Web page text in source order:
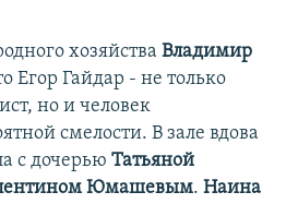
хозяйства Владимир
Егор Гайдар - не только
но и человек
смелости. В зале вдова
с дочерью Татьяной
Юмашевым. Наина